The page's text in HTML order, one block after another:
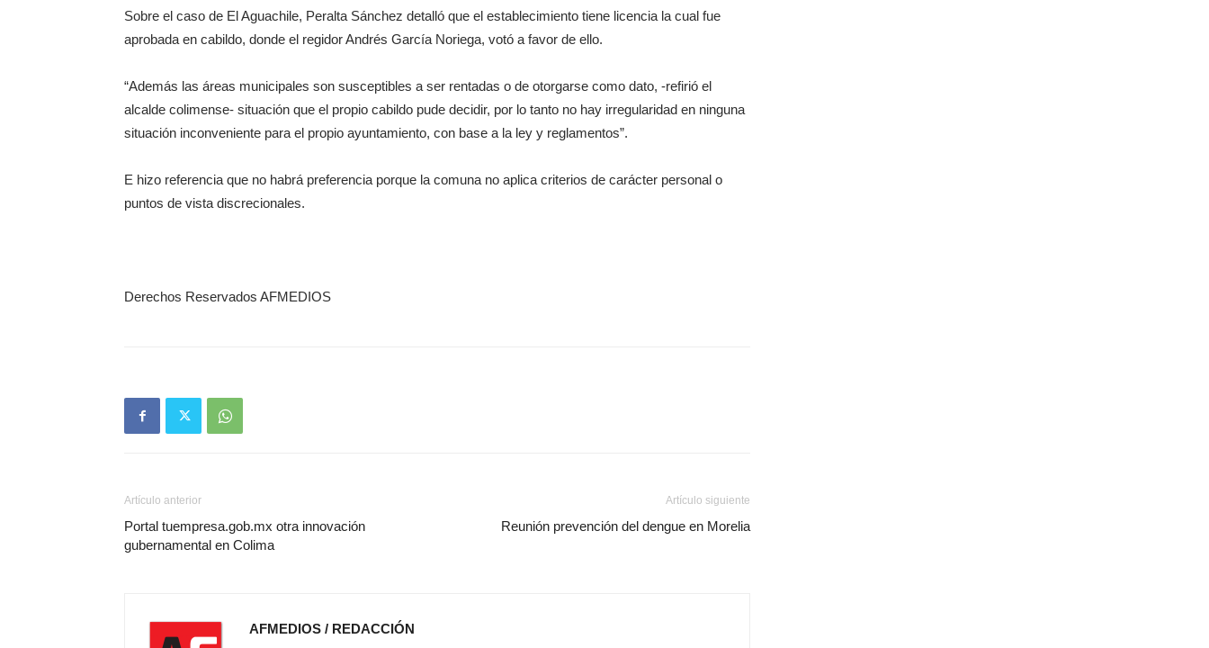
Sobre el caso de El Aguachile, Peralta Sánchez detalló que el establecimiento tiene licencia la cual fue
aprobada en cabildo, donde el regidor Andrés García Noriega, votó a favor de ello.
“Además las áreas municipales son susceptibles a ser rentadas o de otorgarse como dato, -refirió el
alcalde colimense- situación que el propio cabildo pude decidir, por lo tanto no hay irregularidad en ninguna
situación inconveniente para el propio ayuntamiento, con base a la ley y reglamentos”.
E hizo referencia que no habrá preferencia porque la comuna no aplica criterios de carácter personal o
puntos de vista discrecionales.
Derechos Reservados AFMEDIOS
Artículo anterior
Portal tuempresa.gob.mx otra innovación
gubernamental en Colima
Artículo siguiente
Reunión prevención del dengue en Morelia
AFMEDIOS / REDACCIÓN